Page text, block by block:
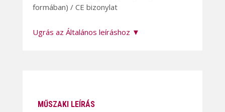
formában) / CE bizonylat
Ugrás az Általános leíráshoz ▼
MŰSZAKI LEÍRÁS